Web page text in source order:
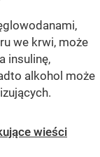
we krwi, może
insulinę,
alkohol może
wieści